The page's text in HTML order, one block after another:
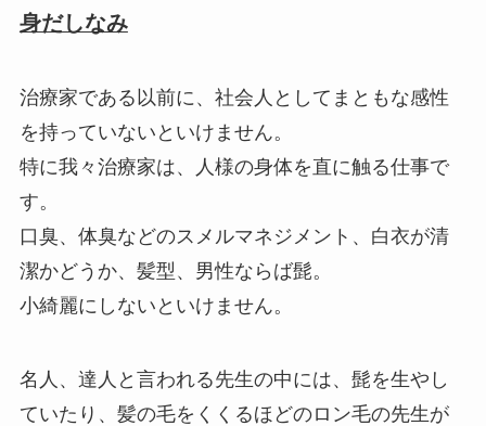
身だしなみ
治療家である以前に、社会人としてまともな感性
を持っていないといけません。
特に我々治療家は、人様の身体を直に触る仕事で
す。
口臭、体臭などのスメルマネジメント、白衣が清
潔かどうか、髪型、男性ならば髭。
小綺麗にしないといけません。
名人、達人と言われる先生の中には、髭を生やし
ていたり、髪の毛をくくるほどのロン毛の先生が